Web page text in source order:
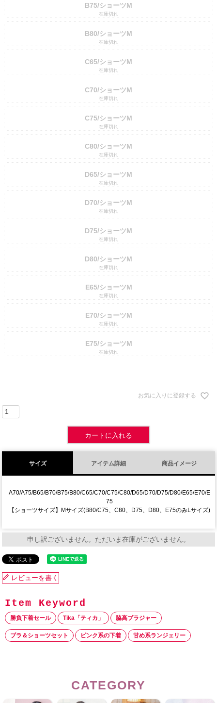
B75/ショーツM
在庫切れ
B80/ショーツM
在庫切れ
C65/ショーツM
在庫切れ
C70/ショーツM
在庫切れ
C75/ショーツM
在庫切れ
C80/ショーツM
在庫切れ
D65/ショーツM
在庫切れ
D70/ショーツM
在庫切れ
D75/ショーツM
在庫切れ
D80/ショーツM
在庫切れ
E65/ショーツM
在庫切れ
E70/ショーツM
在庫切れ
E75/ショーツM
在庫切れ
お気に入りに登録する
カートに入れる
サイズ アイテム詳細 商品イメージ
A70/A75/B65/B70/B75/B80/C65/C70/C75/C80/D65/D70/D75/D80/E65/E70/E
75
【ショーツサイズ】Mサイズ(B80/C75、C80、D75、D80、E75のみLサイズ)
申し訳ございません。ただいま在庫がございません。
レビューを書く
勝負下着セール Tika「ティカ」 脇高ブラジャー
ブラ＆ショーツセット ピンク系の下着 甘め系ランジェリー
CATEGORY